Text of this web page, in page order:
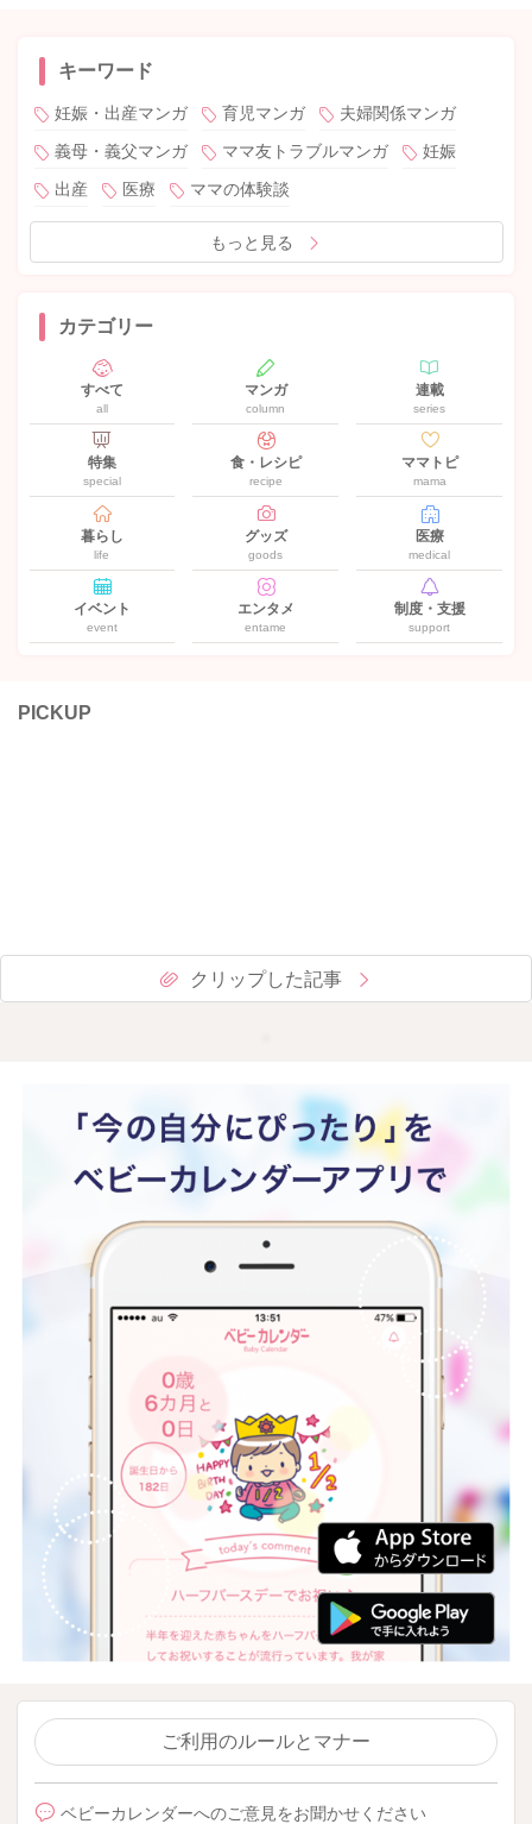
キーワード
妊娠・出産マンガ 育児マンガ
夫婦関係マンガ
義母・義父マンガ
ママ友トラブルマンガ
妊娠
出産
医療 ママの体験談
もっと見る
カテゴリー
すべて
all
マンガ
column
連載
series
特集
special
食・レシピ
recipe
ママトピ
mama
暮らし
life
グッズ
goods
医療
medical
イベント
event
エンタメ
entame
制度・支援
support
PICKUP
クリップした記事
ご利用のルールとマナー
ベビーカレンダーへのご意見をお聞かせください